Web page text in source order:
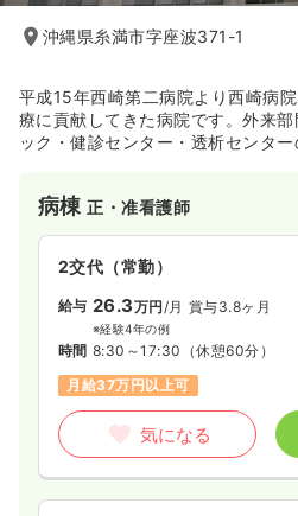
時間 8:00～16:30（休憩60分）
気になる
訪問看護
※一例
8:30～17:30
気になる
検診・健診正看護師
沖縄県糸満市字座波371-1
平成15年西崎第二病院より西崎病
療に貢献してきた病院です。外来
ック・健診センター・透析センタ
病棟正・准看護師
2交代（常勤）
給与 26.3万円 /月 賞与3.8ヶ月
※経験4年の例
時間 8:30～17:30 （休憩60分）
月給37万円以上可
気になる